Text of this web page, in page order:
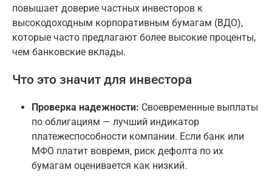
повышает доверие частных инвесторов к
высокодоходным корпоративным бумагам (ВДО),
которые часто предлагают более высокие проценты,
чем банковские вклады.
Что это значит для инвестора
Проверка надежности: Своевременные выплаты
по облигациям — лучший индикатор
платежеспособности компании. Если банк или
МФО платит вовремя, риск дефолта по их
бумагам оценивается как низкий.